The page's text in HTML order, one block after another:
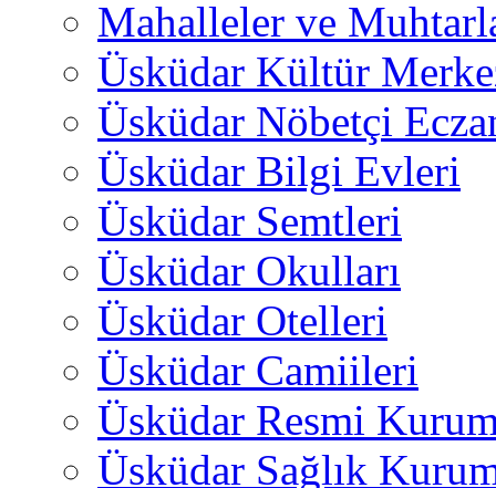
Mahalleler ve
Üsküdar Kültür
Üsküdar Nöbetçi
Üsküdar Bilgi Evleri
Üsküdar Semtleri
Üsküdar Okulları
Üsküdar Otelleri
Üsküdar Camiileri
Üsküdar Resmi
Üsküdar Sağlık